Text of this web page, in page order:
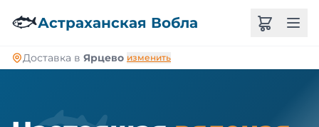
🐟Астраханская Вобла
Доставка в Ярцево изменить